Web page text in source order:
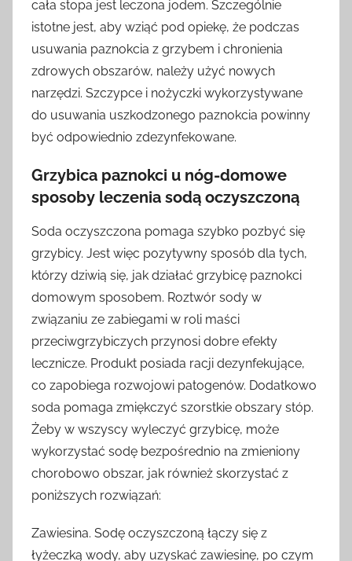
cała stopa jest leczona jodem. Szczególnie
istotne jest, aby wziąć pod opiekę, że podczas
usuwania paznokcia z grzybem i chronienia
zdrowych obszarów, należy użyć nowych
narzędzi. Szczypce i nożyczki wykorzystywane
do usuwania uszkodzonego paznokcia powinny
być odpowiednio zdezynfekowane.
Grzybica paznokci u nóg-domowe
sposoby leczenia sodą oczyszczoną
Soda oczyszczona pomaga szybko pozbyć się
grzybicy. Jest więc pozytywny sposób dla tych,
którzy dziwią się, jak działać grzybicę paznokci
domowym sposobem. Roztwór sody w
związaniu ze zabiegami w roli maści
przeciwgrzybiczych przynosi dobre efekty
lecznicze. Produkt posiada racji dezynfekujące,
co zapobiega rozwojowi patogenów. Dodatkowo
soda pomaga zmiękczyć szorstkie obszary stóp.
Żeby w wszyscy wyleczyć grzybicę, może
wykorzystać sodę bezpośrednio na zmieniony
chorobowo obszar, jak również skorzystać z
poniższych rozwiązań:
Zawiesina. Sodę oczyszczoną łączy się z
łyżeczką wody, aby uzyskać zawiesinę, po czym